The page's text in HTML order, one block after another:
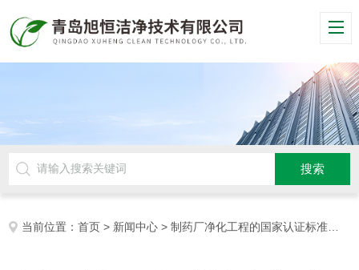
当前位置：首页 > 新闻中心 > 制药厂净化工程的国家认证标准及我司的产品介绍